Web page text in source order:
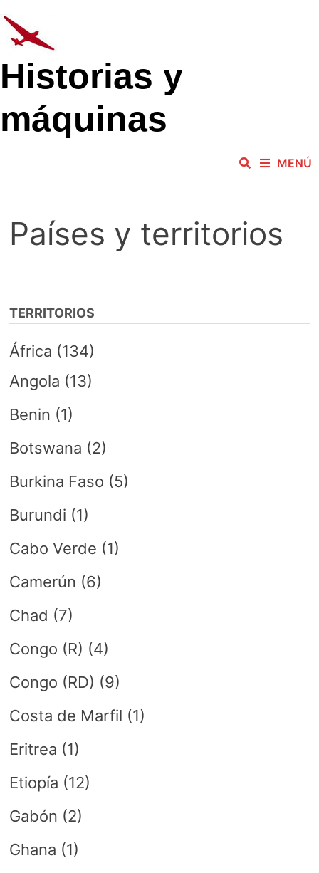
al
contenido
Historias y
máquinas
MENÚ
Países y territorios
TERRITORIOS
África (134)
Angola (13)
Benin (1)
Botswana (2)
Burkina Faso (5)
Burundi (1)
Cabo Verde (1)
Camerún (6)
Chad (7)
Congo (R) (4)
Congo (RD) (9)
Costa de Marfil (1)
Eritrea (1)
Etiopía (12)
Gabón (2)
Ghana (1)